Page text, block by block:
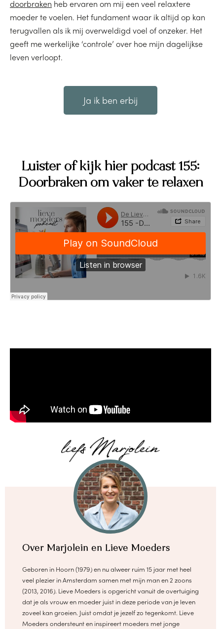
doorbraken heb ervaren om mij een veel relaxtere
moeder te voelen. Het fundament waar ik altijd op kan
terugvallen als ik mij overweldigd voel of onzeker. Het
geeft me werkelijke ‘controle’ over hoe mijn dagelijkse
leven verloopt.
Ja ik ben erbij
Luister of kijk hier podcast 155:
Doorbraken om vaker te relaxen
Over Marjolein en Lieve Moeders
Geboren in Hoorn (1979) en nu alweer ruim 15 jaar met heel
veel plezier in Amsterdam samen met mijn man en 2 zoons
(2013, 2016). Lieve Moeders is opgericht vanuit de overtuiging
dat je als vrouw en moeder juist in deze periode van je leven
zoveel kan groeien. Juist omdat je jezelf zo tegenkomt. Lieve
Moeders ondersteunt en inspireert moeders met jonge